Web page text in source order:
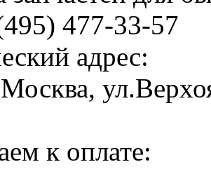
477-33-57
адрес:
к оплате: